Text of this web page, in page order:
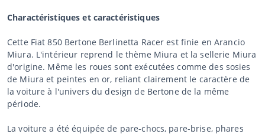
Charactéristiques et caractéristiques
Cette Fiat 850 Bertone Berlinetta Racer est finie en Arancio
Miura. L'intérieur reprend le thème Miura et la sellerie Miura
d'origine. Même les roues sont exécutées comme des sosies
de Miura et peintes en or, reliant clairement le caractère de
la voiture à l'univers du design de Bertone de la même
période.
La voiture a été équipée de pare-chocs, pare-brise, phares